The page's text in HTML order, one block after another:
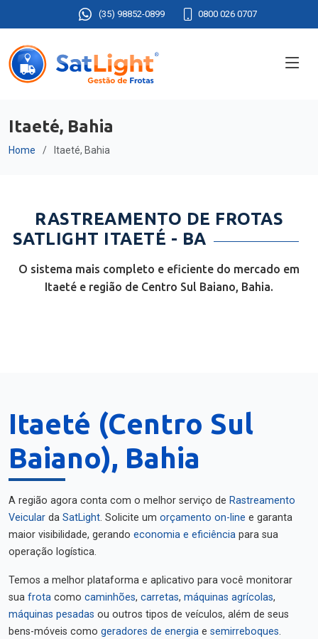
(35) 98852-0899 0800 026 0707
Itaeté, Bahia
Home Itaeté, Bahia
RASTREAMENTO DE FROTAS
SATLIGHT ITAETÉ - BA
O sistema mais completo e eficiente do mercado em
Itaeté e região de Centro Sul Baiano, Bahia.
Itaeté (Centro Sul
Baiano), Bahia
A região agora conta com o melhor serviço de Rastreamento
Veicular da SatLight. Solicite um orçamento on-line e garanta
maior visibilidade, gerando economia e eficiência para sua
operação logística.
Temos a melhor plataforma e aplicativo para você monitorar
sua frota como caminhões, carretas, máquinas agrícolas,
máquinas pesadas ou outros tipos de veículos, além de seus
bens-móveis como geradores de energia e semirreboques.